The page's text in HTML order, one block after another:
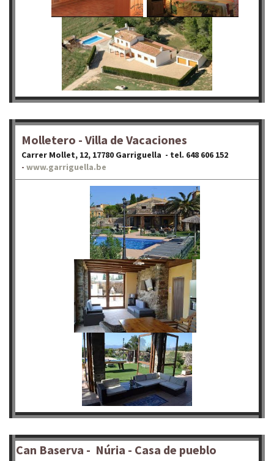
Molletero - Villa de Vacaciones
Carrer Mollet, 12, 17780 Garriguella - tel. 648 606 152
- www.garriguella.be
Can Baserva - Núria - Casa de pueblo